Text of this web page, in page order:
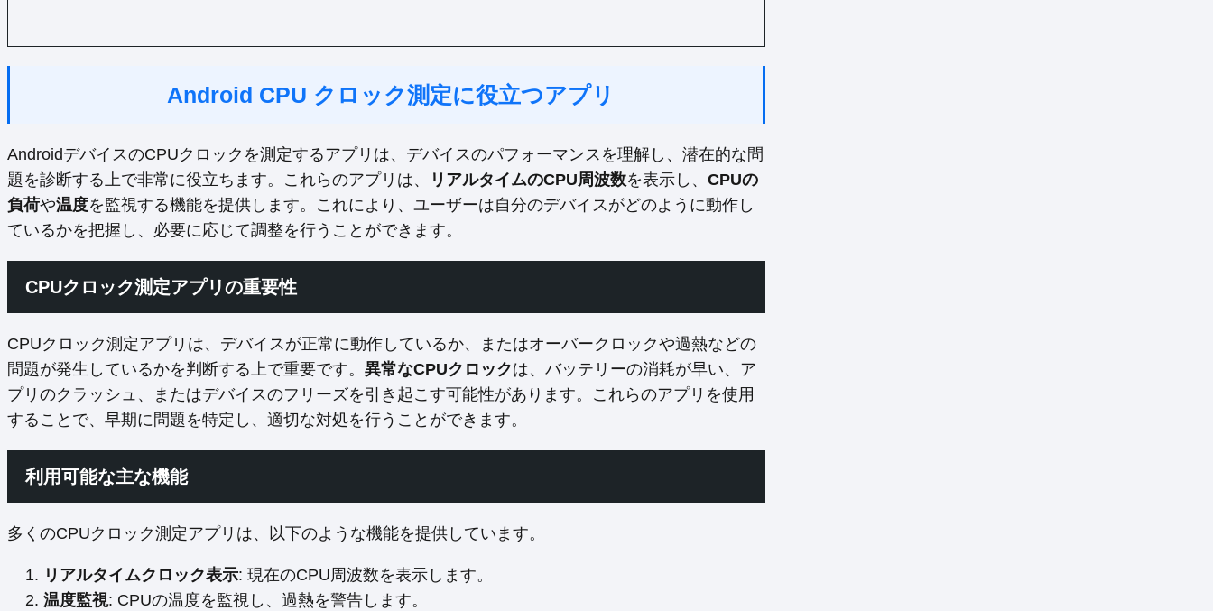
Android CPU クロック測定に役立つアプリ
AndroidデバイスのCPUクロックを測定するアプリは、デバイスのパフォーマンスを理解し、潜在的な問
題を診断する上で非常に役立ちます。これらのアプリは、
リアルタイムのCPU周波数を表示し、 CPUの
負荷や温度を監視する機能を提供します。これにより、ユーザーは自分のデバイスがどのように動作し
ているかを把握し、必要に応じて調整を行うことができます。
CPUクロック測定アプリの重要性
CPUクロック測定アプリは、デバイスが正常に動作しているか、またはオーバークロックや過熱などの
問題が発生しているかを判断する上で重要です。 異常なCPUクロックは、バッテリーの消耗が早い、ア
プリのクラッシュ、またはデバイスのフリーズを引き起こす可能性があります。これらのアプリを使用
することで、早期に問題を特定し、適切な対処を行うことができます。
利用可能な主な機能
多くのCPUクロック測定アプリは、以下のような機能を提供しています。
リアルタイムクロック表示: 現在のCPU周波数を表示します。
温度監視: CPUの温度を監視し、過熱を警告します。